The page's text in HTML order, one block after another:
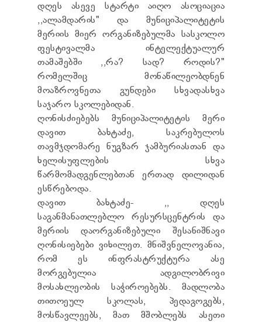
დღეს ასევე სტარტი აიღო ასოციაცია
,,ალამდარის" და მუნიციპალიტეტის
მერიის მიერ ორგანიზებულმა სასკოლო
ფესტივალმა ინტელექტუალურ
თამაშებში ,,რა? სად? როდის?"
რომელშიც მონაწილეობდნენ
მოაზროვნეთა გუნდები სხვადასხვა
საჯარო სკოლებიდან.
ღონისძიებებს მუნიციპალიტეტის მერი
დავით ბახტაძე, საკრებულოს
თავმჯდომარე ნუგზარ ჯამბურიასთან და
ხელისუფლების სხვა
წარმომადგენლებთან ერთად დილიდან
ესწრებოდა.
დავით ბახტაძე- ,, დღეს
საგანმანათლებლო რესურსცენტრის და
მერიის დაორგანიზებული შესანიშნავი
ღონისიებები ვიხილეთ. მნიშვნელოვანია,
რომ ეს ინფრასტრუქტურა ასე
მორგებულია ადგილობრივი
მოსახლეობის საჭიროებებს. მადლობა
თითოეულ სკოლას, პედაგოგებს,
მოსწავლეებს, მათ მშობლებს ასეთი